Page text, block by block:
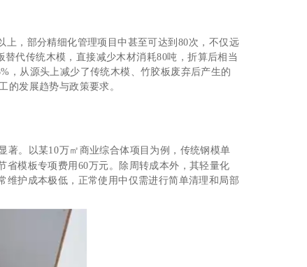
，部分精细化管理项目中甚至可达到80次，不仅远
代传统木模，直接减少木材消耗80吨，折算后相当
，从源头上减少了传统木模、竹胶板废弃后产生的
的发展趋势与政策要求。
著。以某10万㎡商业综合体项目为例，传统钢模单
省模板专项费用60万元。除周转成本外，其轻量化
护成本极低，正常使用中仅需进行简单清理和局部